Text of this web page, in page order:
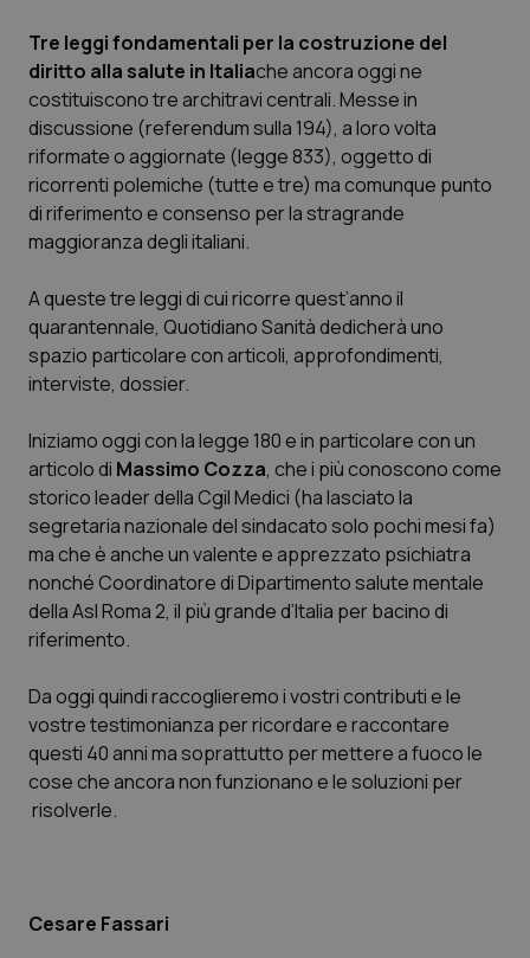
Campania
Emilia-Romagna
Friuli Venezia Giulia
Liguria
Lombardia
Marche
Molise
Piemonte
Provincia Autonoma di Bolzano
Provincia Autonoma di Trento
Puglia
Sardegna
Car-T
Colesterolo & coronaropatie
Dermatite Atopica
Disturbi dell’umore
Dolore
Donna & Salute
Epatiti
HIV
Infezioni & Febbre
Ipertensione & Scompenso
Malattie rare
Malattia di Crohn & Rettocolite Ulcerosa
Tre leggi fondamentali per la costruzione del
diritto alla salute in Italiache ancora oggi ne
costituiscono tre architravi centrali. Messe in
discussione (referendum sulla 194), a loro volta
riformate o aggiornate (legge 833), oggetto di
ricorrenti polemiche (tutte e tre) ma comunque punto
di riferimento e consenso per la stragrande
maggioranza degli italiani.
A queste tre leggi di cui ricorre quest’anno il
quarantennale, Quotidiano Sanitàdedicherà uno
spazio particolare con articoli, approfondimenti,
interviste, dossier.
Iniziamo oggi con la legge 180 e in particolare con un
articolo di Massimo Cozza, che i più conoscono come
storico leader della Cgil Medici (ha lasciato la
segretaria nazionale del sindacato solo pochi mesi fa)
ma che è anche un valente e apprezzato psichiatra
nonché Coordinatore di Dipartimento salute mentale
della Asl Roma 2, il più grande d’Italia per bacino di
riferimento.
Da oggi quindi raccoglieremo i vostri contributi e le
vostre testimonianza per ricordare e raccontare
questi 40 anni ma soprattutto per mettere a fuoco le
cose che ancora non funzionano e le soluzioni per
risolverle.
Cesare Fassari